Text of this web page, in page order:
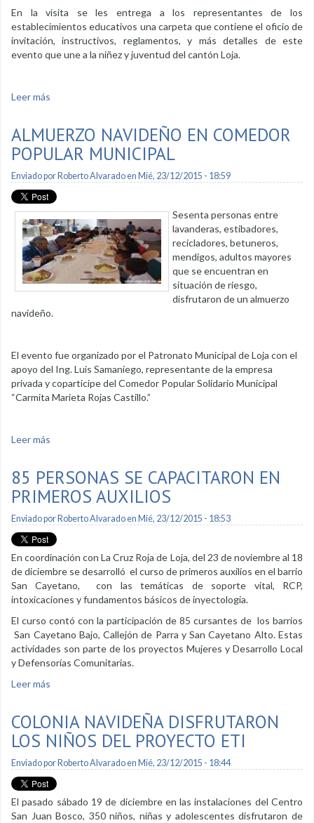
En la visita se les entrega a los representantes de los
establecimientos educativos una carpeta que contiene el oficio de
invitación, instructivos, reglamentos, y más detalles de este
evento que une a la niñez y juventud del cantón Loja.
Leer más
ALMUERZO NAVIDEÑO EN COMEDOR
POPULAR MUNICIPAL
Enviado por Roberto Alvaradoen Mié, 23/12/2015 - 18:59
Sesenta personas entre
lavanderas, estibadores,
recicladores, betuneros,
mendigos, adultos mayores
que se encuentran en
situación de riesgo,
disfrutaron de un almuerzo
navideño.
El evento fue organizado por el Patronato Municipal de Loja con el
apoyo del Ing. Luis Samaniego, representante de la empresa
privada y coparticipe del Comedor Popular Solidario Municipal
“Carmita Marieta Rojas Castillo.”
Leer más
85 PERSONAS SE CAPACITARON EN
PRIMEROS AUXILIOS
Enviado por Roberto Alvaradoen Mié, 23/12/2015 - 18:53
En coordinación con La Cruz Roja de Loja, del 23 de noviembre al 18
de diciembre se desarrolló el curso de primeros auxilios en el barrio
San Cayetano, con las temáticas de soporte vital, RCP,
intoxicaciones y fundamentos básicos de inyectologia.
El curso contó con la participación de 85 cursantes de los barrios
San Cayetano Bajo, Callejón de Parra y San Cayetano Alto. Estas
actividades son parte de los proyectos Mujeres y Desarrollo Local
y Defensorías Comunitarias.
Leer más
COLONIA NAVIDEÑA DISFRUTARON
LOS NIÑOS DEL PROYECTO ETI
Enviado por Roberto Alvaradoen Mié, 23/12/2015 - 18:44
El pasado sábado 19 de diciembre en las instalaciones del Centro
San Juan Bosco, 350 niños, niñas y adolescentes disfrutaron de